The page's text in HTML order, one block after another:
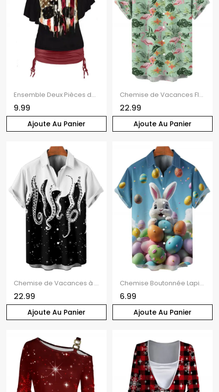
Ajoute Au Panier
Ensemble Deux Pièces de T-shirt à Imprimé Crâne Drapeau Américain à Col Oblique et Camisole Froncée à Bretelle Fine
9.99
Ajoute Au Panier
Chemise de Vacances Fleur Flamant Imprimés Boutonnée à Manches Roulées
22.99
Ajoute Au Panier
Chemise de Vacances à Manches Courtes à Imprimé Pieuvre et Galaxie
22.99
Ajoute Au Panier
Chemise Boutonnée Lapin Coloré Imprimé à Manches Courtes de Pâques
6.99